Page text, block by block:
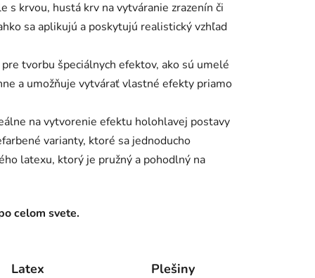
s krvou, hustá krv na vytváranie zrazenín či
sa aplikujú a poskytujú realistický vzhľad
tvorbu špeciálnych efektov, ako sú umelé
a umožňuje vytvárať vlastné efekty priamo
na vytvorenie efektu holohlavej postavy
varianty, ktoré sa jednoducho
latexu, ktorý je pružný a pohodlný na
celom svete.
Latex Plešiny